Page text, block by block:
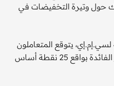
حول وتيرة التخفيضات في
يتوقع المتعاملون
بنسبة 92 % خفضا آخر لأسعار الفائدة بواقع 25 نقطة أساس